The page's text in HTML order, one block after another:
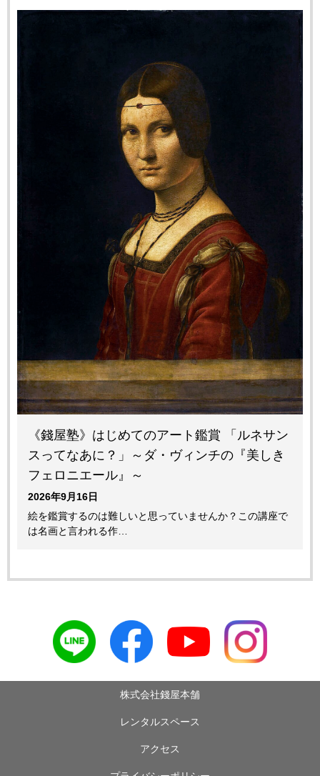
《錢屋塾》はじめてのアート鑑賞 「ルネサン
スってなあに？」～ダ・ヴィンチの『美しき
フェロニエール』～
2026年9月16日
絵を鑑賞するのは難しいと思っていませんか？この講座で
は名画と言われる作…
株式会社錢屋本舗
レンタルスペース
アクセス